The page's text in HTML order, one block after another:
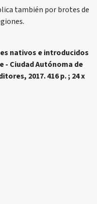
también por brotes de
nativos e introducidos
- Ciudad Autónoma de
2017. 416 p. ; 24 x